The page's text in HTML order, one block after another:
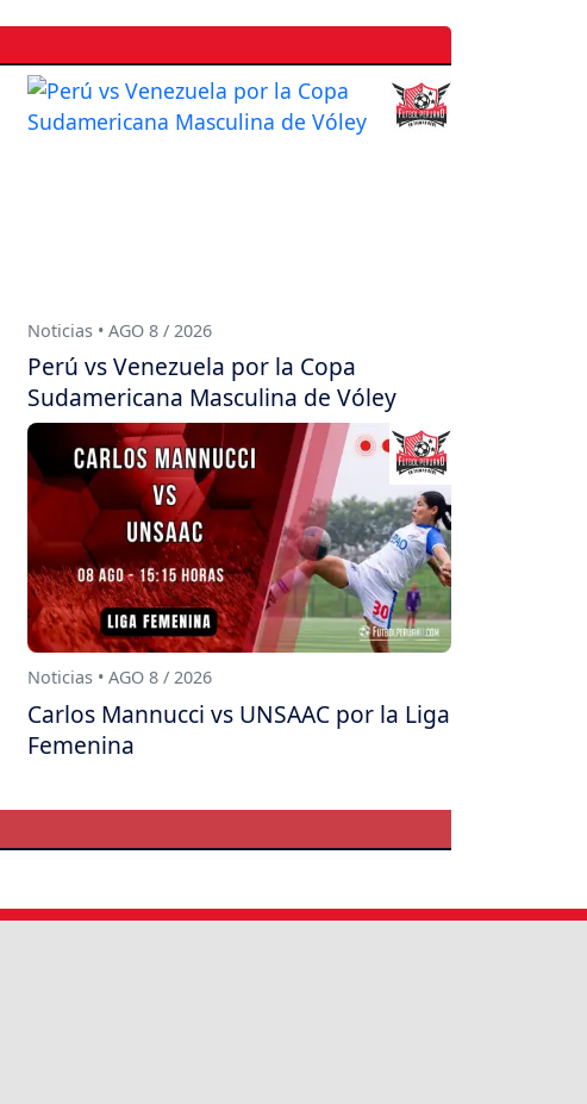
Noticias • AGO 8 / 2026
Perú vs Venezuela por la Copa
Sudamericana Masculina de Vóley
Noticias • AGO 8 / 2026
Carlos Mannucci vs UNSAAC por la Liga
Femenina